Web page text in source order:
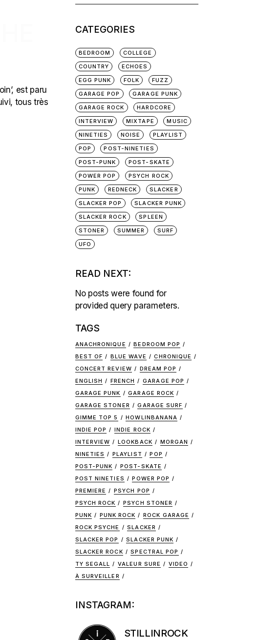
est paru
tous très
CATEGORIES
BEDROOM
COLLEGE
COUNTRY
ECHOES
EGG PUNK
FOLK
FUZZ
GARAGE POP
GARAGE PUNK
GARAGE ROCK
HARDCORE
INTERVIEW
MIXTAPE
MUSIC
NINETIES
NOISE
PLAYLIST
POP
POST-NINETIES
POST-PUNK
POST-SKATE
POWER POP
PSYCH ROCK
PUNK
REDNECK
SLACKER
SLACKER POP
SLACKER PUNK
SLACKER ROCK
SPLEEN
STONER
SUMMER
SURF
UFO
READ NEXT:
No posts were found for
provided query parameters.
TAGS
ANACHRONIQUE
BEDROOM POP
BEST OF
BLUE WAVE
CHRONIQUE
CONCERT REVIEW
DREAM POP
ENGLISH
FRENCH
GARAGE POP
GARAGE PUNK
GARAGE ROCK
GARAGE STONER
GARAGE SURF
GIMME TOP 5
HOWLINBANANA
INDIE POP
INDIE ROCK
INTERVIEW
LOOKBACK
MORGAN
NINETIES
PLAYLIST
POP
POST-PUNK
POST-SKATE
POST NINETIES
POWER POP
PREMIERE
PSYCH POP
PSYCH ROCK
PSYCH STONER
PUNK
PUNK ROCK
ROCK GARAGE
ROCK PSYCHE
SLACKER
SLACKER POP
SLACKER PUNK
SLACKER ROCK
SPECTRAL POP
TY SEGALL
VALEUR SURE
VIDEO
À SURVEILLER
INSTAGRAM:
STILLINROCK